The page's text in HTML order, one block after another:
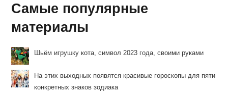
Самые популярные
материалы
Шьём игрушку кота, символ 2023 года, своими руками
На этих выходных появятся красивые гороскопы для пяти
конкретных знаков зодиака